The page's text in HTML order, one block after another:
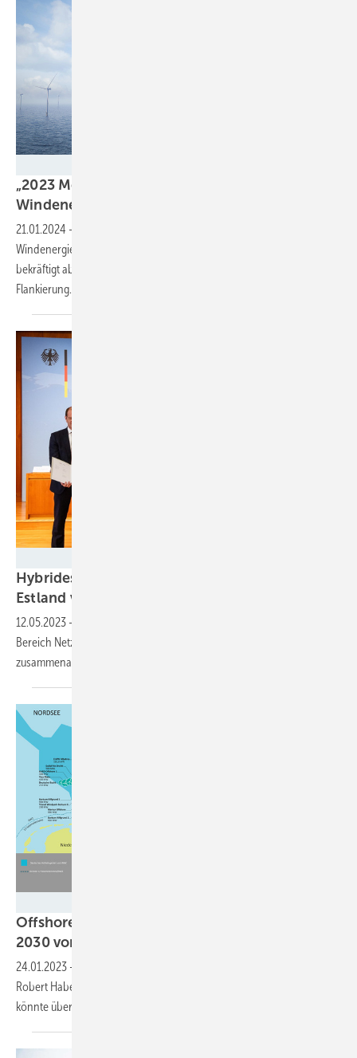
„2023 Meilenstein für die Offshore-
Windenergie in
21.01.2024 -
Windenergie Offshore, lobt signifikanten Sprung bei Meereswindkraft,
bekräftigt aber auch den Bedarf an industriepolitischer
Flankierung.
Hybrides Seekabel soll Deutschland und
Estland verbinden
12.05.2023 -
Bereich Netzausbau und Offshore-Windenergie enger
zusammenarbeiten.
Offshore: BSH legt Flächenplan für 30 GW bis
2030 vor
24.01.2023 -
Robert Habeck: „Jetzt geht es an die Umsetzung.“ Flächenziel bis 2035
könnte übertroffen